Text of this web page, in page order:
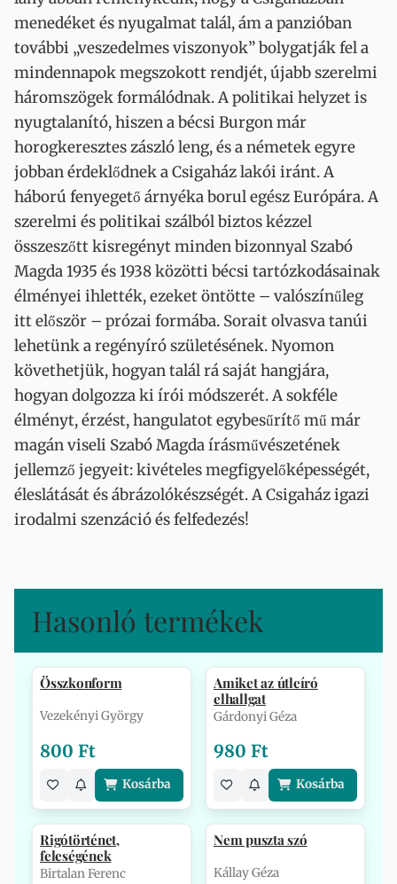
menedéket és nyugalmat talál, ám a panzióban
további „veszedelmes viszonyok” bolygatják fel a
mindennapok megszokott rendjét, újabb szerelmi
háromszögek formálódnak. A politikai helyzet is
nyugtalanító, hiszen a bécsi Burgon már
horogkeresztes zászló leng, és a németek egyre
jobban érdeklődnek a Csigaház lakói iránt. A
háború fenyegető árnyéka borul egész Európára. A
szerelmi és politikai szálból biztos kézzel
összeszőtt kisregényt minden bizonnyal Szabó
Magda 1935 és 1938 közötti bécsi tartózkodásainak
élményei ihlették, ezeket öntötte – valószínűleg
itt először – prózai formába. Sorait olvasva tanúi
lehetünk a regényíró születésének. Nyomon
követhetjük, hogyan talál rá saját hangjára,
hogyan dolgozza ki írói módszerét. A sokféle
élményt, érzést, hangulatot egybesűrítő mű már
magán viseli Szabó Magda írásművészetének
jellemző jegyeit: kivételes megfigyelőképességét,
éleslátását és ábrázolókészségét. A Csigaház igazi
irodalmi szenzáció és felfedezés!
Hasonló termékek
Összkonform
Vezekényi György
800 Ft
Kosárba
Amiket az útleíró
elhallgat
Gárdonyi Géza
980 Ft
Kosárba
Rigótörténet,
feleségének
Birtalan Ferenc
Nem puszta szó
Kállay Géza